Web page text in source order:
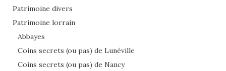
Patrimoine divers
Patrimoine lorrain
Abbayes
Coins secrets (ou pas) de Lunéville
Coins secrets (ou pas) de Nancy